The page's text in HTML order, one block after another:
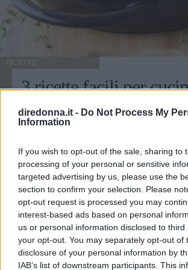
diredonna.it - Do Not Process My
Information
If you wish to opt-out of the sale, sharing to
processing of your personal or sensitive
targeted advertising by us, please use the
section to confirm your selection. Please
opt-out request is processed you may
interest-based ads based on personal
us or personal information disclosed to
your opt-out. You may separately opt-out of
disclosure of your personal information by
IAB’s list of downstream participants. This
branchie e lavatelo accuratamente.
da cucina. Preparate un trito grossolano
aromatiche, lo spicchio d'aglio e il pepe
Farcite la pancia e le guance del pesce con
condimento e un pizzico di sale. Ponete
pirofila unta d'olio ricoprite con il trito
extravergine e mezzo bicchiere di vino
caldissimo accompagnando con fette di
RICETTE
3 ricette facili per
pollo
ricette che esaltano il sapore del pollo e
e veloci da fare.
Può interessarti anche